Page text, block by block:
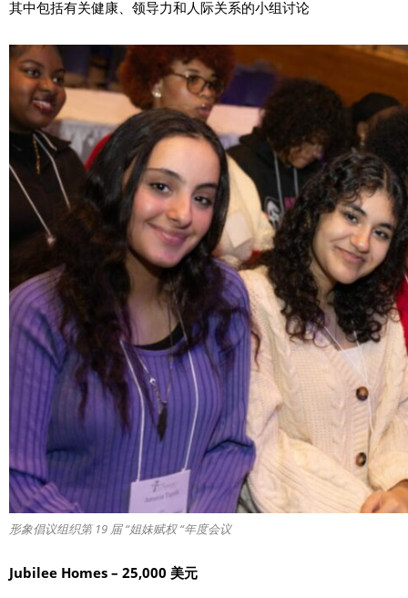
其中包括有关健康、领导力和人际关系的小组讨论
形象倡议组织第 19 届 “姐妹赋权 “年度会议
Jubilee Homes – 25,000 美元